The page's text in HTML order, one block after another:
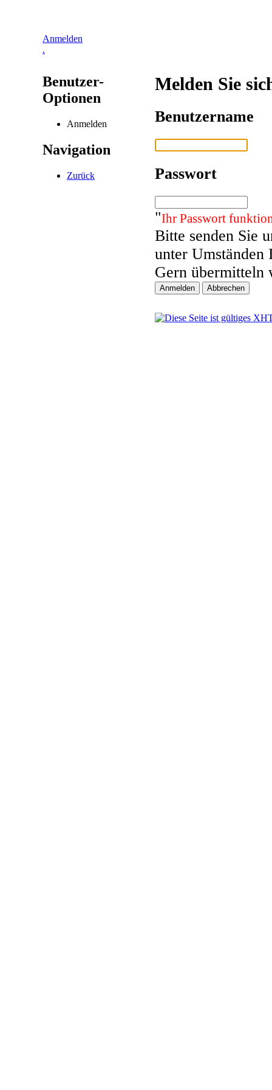
Anmelden
.
Benutzer-
Optionen
Anmelden
Navigation
Zurück
Melden Sie
Benutzername
Passwort
"Ihr Passwort
Bitte senden Sie
unter Umständen
Gern übermitteln